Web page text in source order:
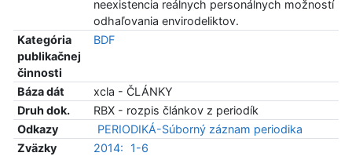
neexistencia reálnych personálnych možností
odhaľovania envirodeliktov.
Kategória
publikačnej
činnosti
BDF
Báza dát
xcla - ČLÁNKY
Druh dok.
RBX - rozpis článkov z periodík
Odkazy
PERIODIKÁ-Súborný záznam periodika
Zväzky
2014: 1-6